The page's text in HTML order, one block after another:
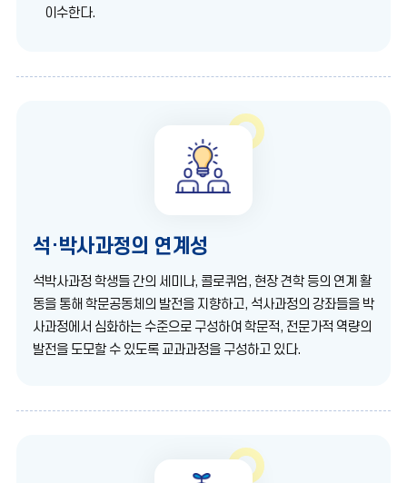
이수한다.
석·박사과정의 연계성
석박사과정 학생들 간의 세미나, 콜로퀴엄, 현장 견학 등의 연계 활
동을 통해 학문공동체의 발전을 지향하고, 석사과정의 강좌들을 박
사과정에서 심화하는 수준으로 구성하여 학문적, 전문가적 역량의
발전을 도모할 수 있도록 교과과정을 구성하고 있다.